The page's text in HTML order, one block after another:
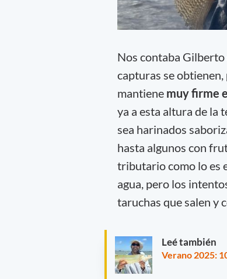
Nos contaba Gilberto
capturas se obtienen,
mantiene muy firme
ya a esta altura de la
sea harinados
hasta algunos con
tributario como lo es
agua, pero los
taruchas que salen y
Leé también
Verano 2025: